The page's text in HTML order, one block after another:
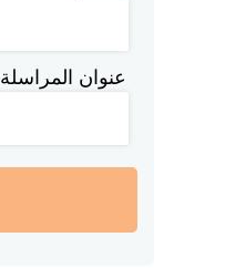
عنوان المراسلة